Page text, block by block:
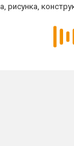
рисунка,